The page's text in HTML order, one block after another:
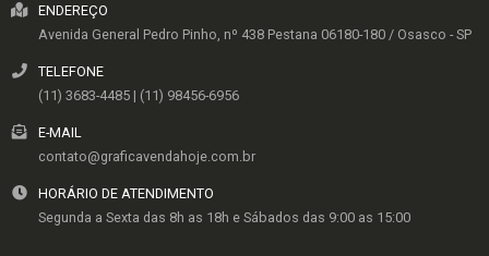
ENDEREÇO
Avenida General Pedro Pinho, nº 438 Pestana 06180-180 / Osasco - SP
TELEFONE
(11) 3683-4485 | (11) 98456-6956
E-MAIL
contato@graficavendahoje.com.br
HORÁRIO DE ATENDIMENTO
Segunda a Sexta das 8h as 18h e Sábados das 9:00 as 15:00